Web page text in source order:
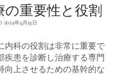
の重要性と役割
2024年9月15日
内科の役割は非常に重要で
疾患を診断し治療する専門
向上させるための基幹的な